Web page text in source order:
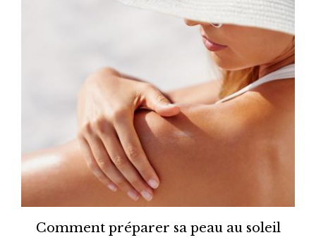
Comment préparer sa peau au soleil